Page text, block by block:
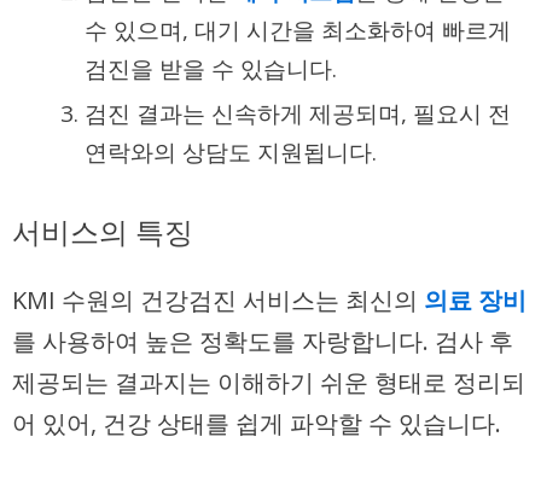
수 있으며, 대기 시간을 최소화하여 빠르게
검진을 받을 수 있습니다.
검진 결과는 신속하게 제공되며, 필요시 전
연락와의 상담도 지원됩니다.
서비스의 특징
KMI 수원의 건강검진 서비스는 최신의 의료 장비
를 사용하여 높은 정확도를 자랑합니다. 검사 후
제공되는 결과지는 이해하기 쉬운 형태로 정리되
어 있어, 건강 상태를 쉽게 파악할 수 있습니다.